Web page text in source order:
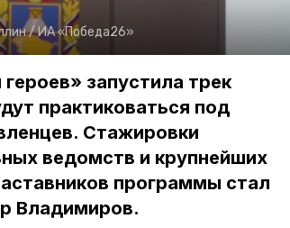
/ИА «Победа26»
запустила трек
практиковаться под
Стажировки
ведомств и крупнейших
программы стал
Владимиров.